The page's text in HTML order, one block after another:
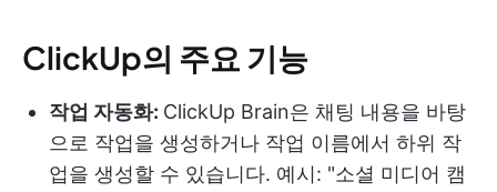
ClickUp의 주요 기능
작업 자동화: ClickUp Brain은 채팅 내용을 바탕
으로 작업을 생성하거나 작업 이름에서 하위 작
업을 생성할 수 있습니다. 예시: "소셜 미디어 캠